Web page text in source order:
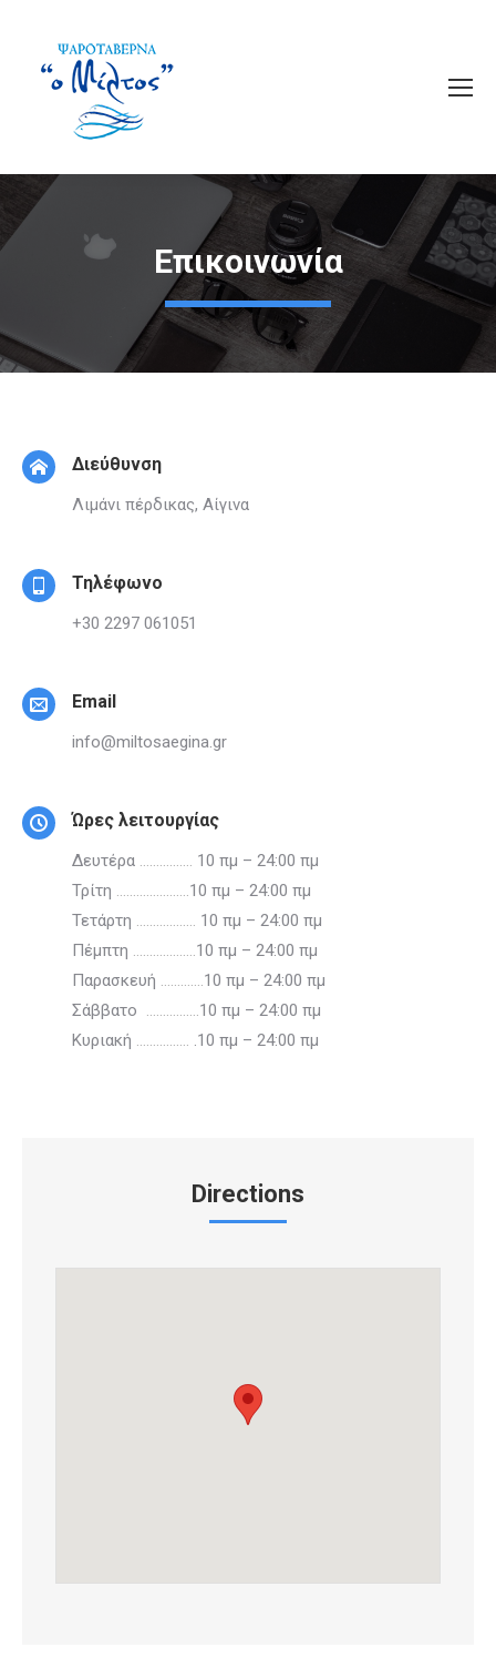
Επικοινωνία
Διεύθυνση
Λιμάνι πέρδικας, Αίγινα
Τηλέφωνο
+30 2297 061051
Email
info@miltosaegina.gr
Ώρες λειτουργίας
Δευτέρα ……………. 10 πμ – 24:00 πμ
Τρίτη ………………….10 πμ – 24:00 πμ
Τετάρτη ……………… 10 πμ – 24:00 πμ
Πέμπτη ……………….10 πμ – 24:00 πμ
Παρασκευή ………….10 πμ – 24:00 πμ
Σάββατο …………….10 πμ – 24:00 πμ
Κυριακή ……………. .10 πμ – 24:00 πμ
Directions